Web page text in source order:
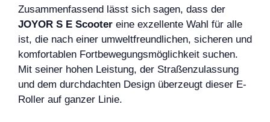
Zusammenfassend lässt sich sagen, dass der
JOYOR S E Scooter eine exzellente Wahl für alle
ist, die nach einer umweltfreundlichen, sicheren und
komfortablen Fortbewegungsmöglichkeit suchen.
Mit seiner hohen Leistung, der Straßenzulassung
und dem durchdachten Design überzeugt dieser E-
Roller auf ganzer Linie.